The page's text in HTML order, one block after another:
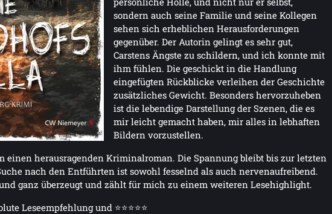
sondern auch seine Familie und seine Kollegen
sehen sich erheblichen Herausforderungen
gegenüber. Der Autorin gelingt es sehr gut,
Carstens Ängste zu schildern, und ich konnte mit
ihm fühlen. Die geschickt in die Handlung
eingefügten Rückblicke verleihen der Geschichte
zusätzliches Gewicht. Besonders hervorzuheben
ist die lebendige Darstellung der Szenen, die es
mir leicht gemacht haben, mir alles in lebhaften
Bildern vorzustellen.
einen herausragenden Kriminalroman. Die Spannung bleibt bis zur letzten
nach den Entführten ist sowohl fesselnd als auch nervenaufreibend.
ganz überzeugt und zählt für mich zu einem weiteren Lesehighlight.
Leseempfehlung und ⭐⭐⭐⭐⭐